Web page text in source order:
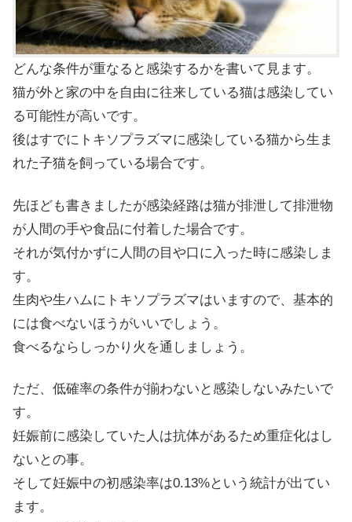
どんな条件が重なると感染するかを書いて見ます。
猫が外と家の中を自由に往来している猫は感染してい
る可能性が高いです。
後はすでにトキソプラズマに感染している猫から生ま
れた子猫を飼っている場合です。
先ほども書きましたが感染経路は猫が排泄して排泄物
が人間の手や食品に付着した場合です。
それが気付かずに人間の目や口に入った時に感染しま
す。
生肉や生ハムにトキソプラズマはいますので、基本的
には食べないほうがいいでしょう。
食べるならしっかり火を通しましょう。
ただ、低確率の条件が揃わないと感染しないみたいで
す。
妊娠前に感染していた人は抗体があるため重症化はし
ないとの事。
そして妊娠中の初感染率は0.13%という統計が出てい
ます。